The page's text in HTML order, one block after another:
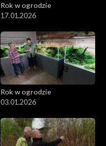
Rok w ogrodzie
17.01.2026
Rok w ogrodzie
03.01.2026